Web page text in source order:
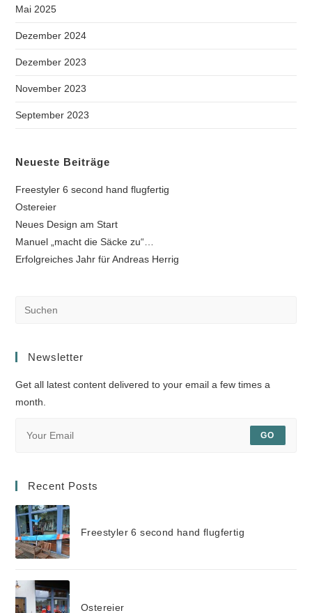
Mai 2025
Dezember 2024
Dezember 2023
November 2023
September 2023
Neueste Beiträge
Freestyler 6 second hand flugfertig
Ostereier
Neues Design am Start
Manuel „macht die Säcke zu“…
Erfolgreiches Jahr für Andreas Herrig
Newsletter
Get all latest content delivered to your email a few times a
month.
GO
Recent Posts
Freestyler 6 second hand flugfertig
Ostereier